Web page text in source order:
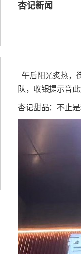
杏记新闻
午后阳光炙热，
队，收银提示音
杏记甜品：不止